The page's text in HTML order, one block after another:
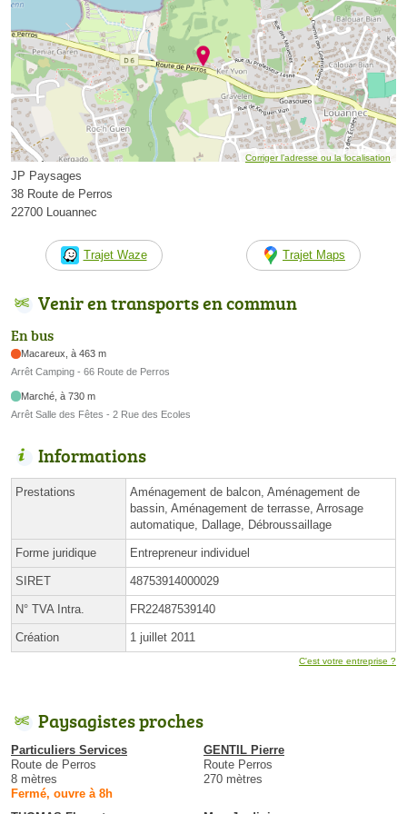
Corriger l’adresse ou la localisation
JP Paysages
38 Route de Perros
22700 Louannec
Trajet Waze Trajet Maps
Venir en transports en commun
En bus
Macareux, à 463 m
Arrêt Camping - 66 Route de Perros
Marché, à 730 m
Arrêt Salle des Fêtes - 2 Rue des Ecoles
Informations
Prestations
Aménagement de balcon, Aménagement de
bassin, Aménagement de terrasse, Arrosage
automatique, Dallage, Débroussaillage
Forme juridique Entrepreneur individuel
SIRET 48753914000029
N° TVA Intra. FR22487539140
Création 1 juillet 2011
C'est votre entreprise ?
Paysagistes proches
Particuliers Services
Route de Perros
8 mètres
Fermé, ouvre à 8h
GENTIL Pierre
Route Perros
270 mètres